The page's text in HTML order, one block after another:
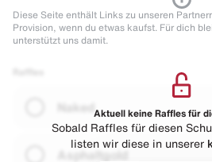
Diese Seite enthält Links zu unseren
Provision, wenn du etwas kaufst. Für dich
unterstützt uns damit.
Naked
Asphaltgold
Aktuell keine Raffles für
Sobald Raffles für diesen
listen wir diese in unserer